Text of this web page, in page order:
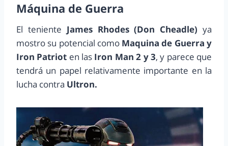
Máquina de Guerra
El teniente James Rhodes (Don Cheadle)ya
mostro su potencial como Maquina de Guerra y
Iron Patriot en las Iron Man 2 y 3, y parece que
tendrá un papel relativamente importante en la
lucha contra Ultron.